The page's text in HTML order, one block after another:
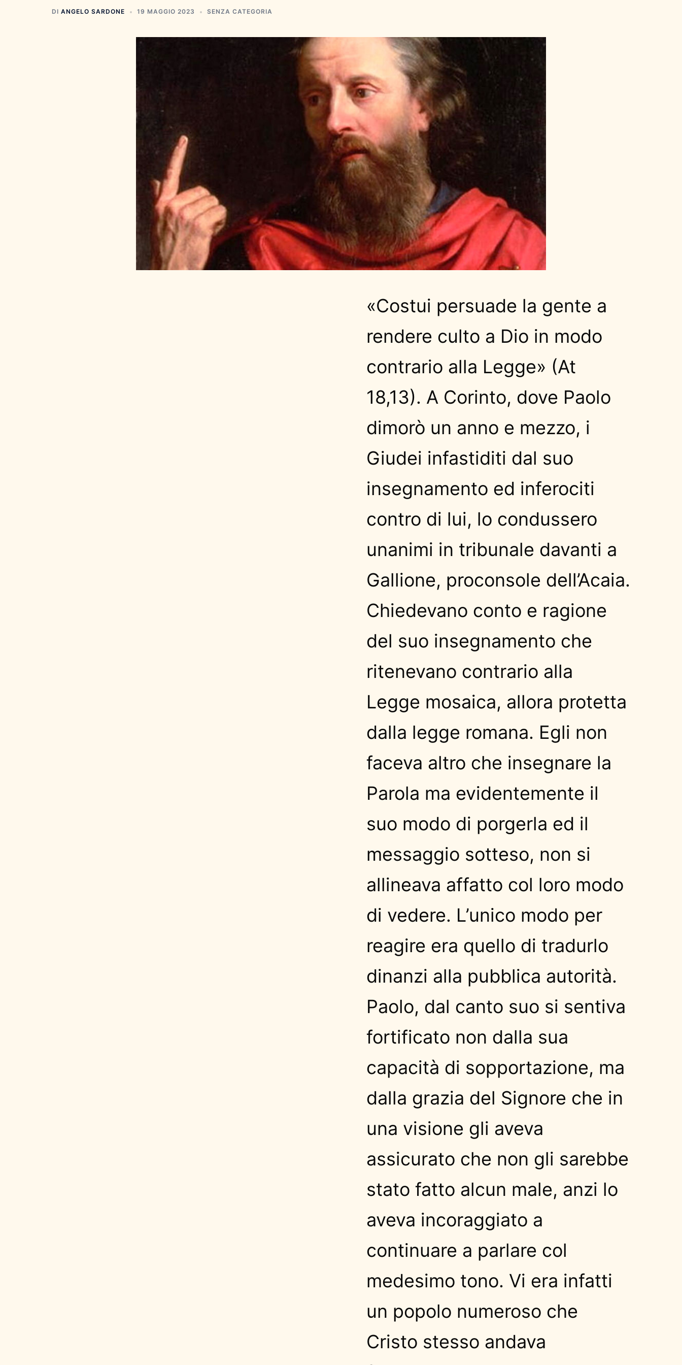
DI ANGELO SARDONE 19 MAGGIO 2023 SENZA CATEGORIA
«Costui persuade la gente a
rendere culto a Dio in modo
contrario alla Legge» (At
18,13). A Corinto, dove Paolo
dimorò un anno e mezzo, i
Giudei infastiditi dal suo
insegnamento ed inferociti
contro di lui, lo condussero
unanimi in tribunale davanti a
Gallione, proconsole dell’Acaia.
Chiedevano conto e ragione
del suo insegnamento che
ritenevano contrario alla
Legge mosaica, allora protetta
dalla legge romana. Egli non
faceva altro che insegnare la
Parola ma evidentemente il
suo modo di porgerla ed il
messaggio sotteso, non si
allineava affatto col loro modo
di vedere. L’unico modo per
reagire era quello di tradurlo
dinanzi alla pubblica autorità.
Paolo, dal canto suo si sentiva
fortificato non dalla sua
capacità di sopportazione, ma
dalla grazia del Signore che in
una visione gli aveva
assicurato che non gli sarebbe
stato fatto alcun male, anzi lo
aveva incoraggiato a
continuare a parlare col
medesimo tono. Vi era infatti
un popolo numeroso che
Cristo stesso andava